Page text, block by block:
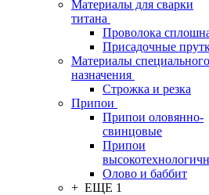
Материалы для сварки
титана
Проволока
Присадочные
Материалы специального
назначения
Строжка и резка
Припои
Припои оловянно-
свинцовые
Припои
Олово и баббит
+ ЕЩЕ 1